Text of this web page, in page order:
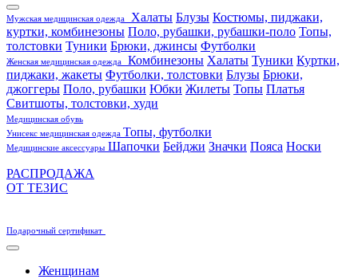
Мужская медицинская одежда Халаты Блузы Костюмы, пиджаки,
куртки, комбинезоны Поло, рубашки, рубашки-поло Топы,
толстовки Туники Брюки, джинсы Футболки
Женская медицинская одежда Комбинезоны Халаты Туники Куртки,
пиджаки, жакеты Футболки, толстовки Блузы Брюки,
джоггеры Поло, рубашки Юбки Жилеты Топы Платья
Свитшоты, толстовки, худи
Медицинская обувь
Унисекс медицинская одежда Топы, футболки
Медицинские аксессуары Шапочки Бейджи Значки Пояса Носки
РАСПРОДАЖА
ОТ ТЕЗИС
Подарочный сертификат
Женщинам